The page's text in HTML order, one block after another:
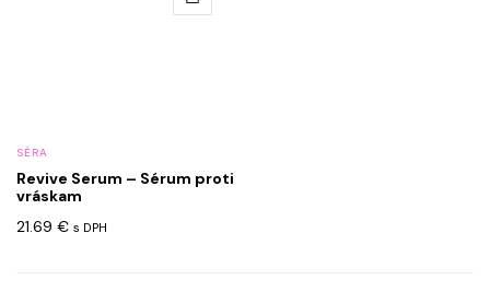
SÉRA
Revive Serum – Sérum proti
vráskam
21.69 € s DPH